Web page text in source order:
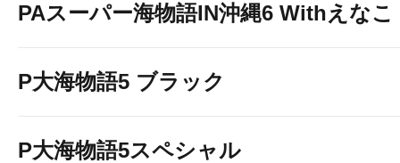
PAスーパー海物語IN沖縄6 Withえなこ
P大海物語5 ブラック
P大海物語5スペシャル